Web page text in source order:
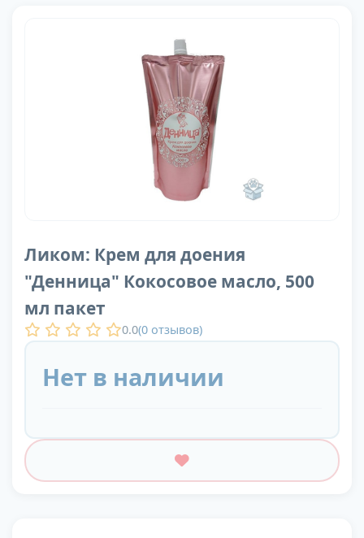
Ликом: Крем для доения
"Денница" Кокосовое масло, 500
мл пакет
0.0(0 отзывов)
Нет в наличии